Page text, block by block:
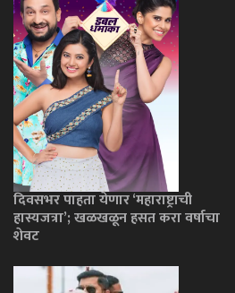
दिवसभर पाहता येणार ‘महाराष्ट्राची
हास्यजत्रा’; खळखळून हसत करा वर्षाचा
शेवट